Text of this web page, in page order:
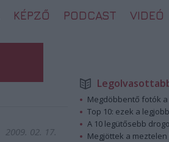
KÉPZŐ PODCAST VIDEÓ
2009. 02. 17.
Megdöbbentő fotók
Top 10: ezek a
A 10 legütősebb
Megjöttek a